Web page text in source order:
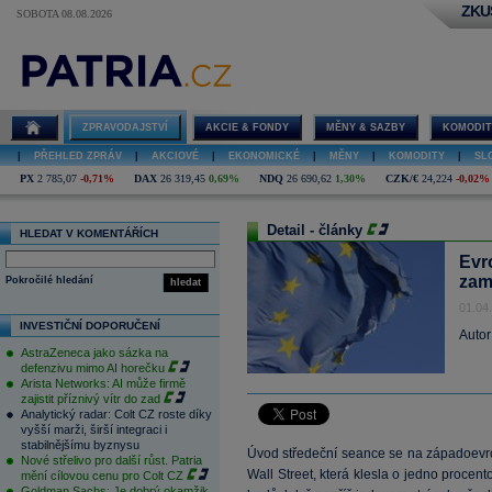
SOBOTA 08.08.2026
ZPRAVODAJSTVÍ AKCIE & FONDY MĚNY & SAZBY
PŘEHLED ZPRÁV AKCIOVÉ EKONOMICKÉ MĚNY KOMODITY
PX 2 785,07 -0,71% DAX 26 319,45 0,69% NDQ 26 690,62 1,30% CZK/€ 24,224 -0,02%
HLEDAT V KOMENTÁŘÍCH
hledat
Pokročilé hledání
INVESTIČNÍ DOPORUČENÍ
AstraZeneca jako sázka na
defenzivu mimo AI horečku
Arista Networks: AI může firmě
zajistit příznivý vítr do zad
Analytický radar: Colt CZ roste díky
vyšší marži, širší integraci i
stabilnějšímu byznysu
Nové střelivo pro další růst. Patria
mění cílovou cenu pro Colt CZ
Detail - články
Úvod středeční seance se na
Wall Street, která klesla o jedno